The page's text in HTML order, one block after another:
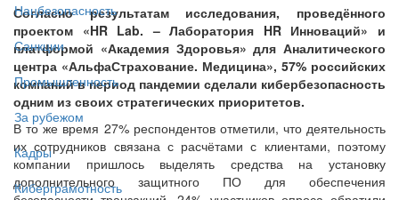
Нацбезопасность
Санкции
Промышленность
За рубежом
Кадры
Киберграмотность
Согласно результатам исследования, проведённого
проектом «HR Lab. – Лаборатория HR Инноваций» и
платформой «Академия Здоровья» для Аналитического
центра «АльфаСтрахование. Медицина», 57% российских
компаний в период пандемии сделали кибербезопасность
одним из своих стратегических приоритетов.
В то же время 27% респондентов отметили, что деятельность
их сотрудников связана с расчётами с клиентами, поэтому
компании пришлось выделять средства на установку
дополнительного защитного ПО для обеспечения